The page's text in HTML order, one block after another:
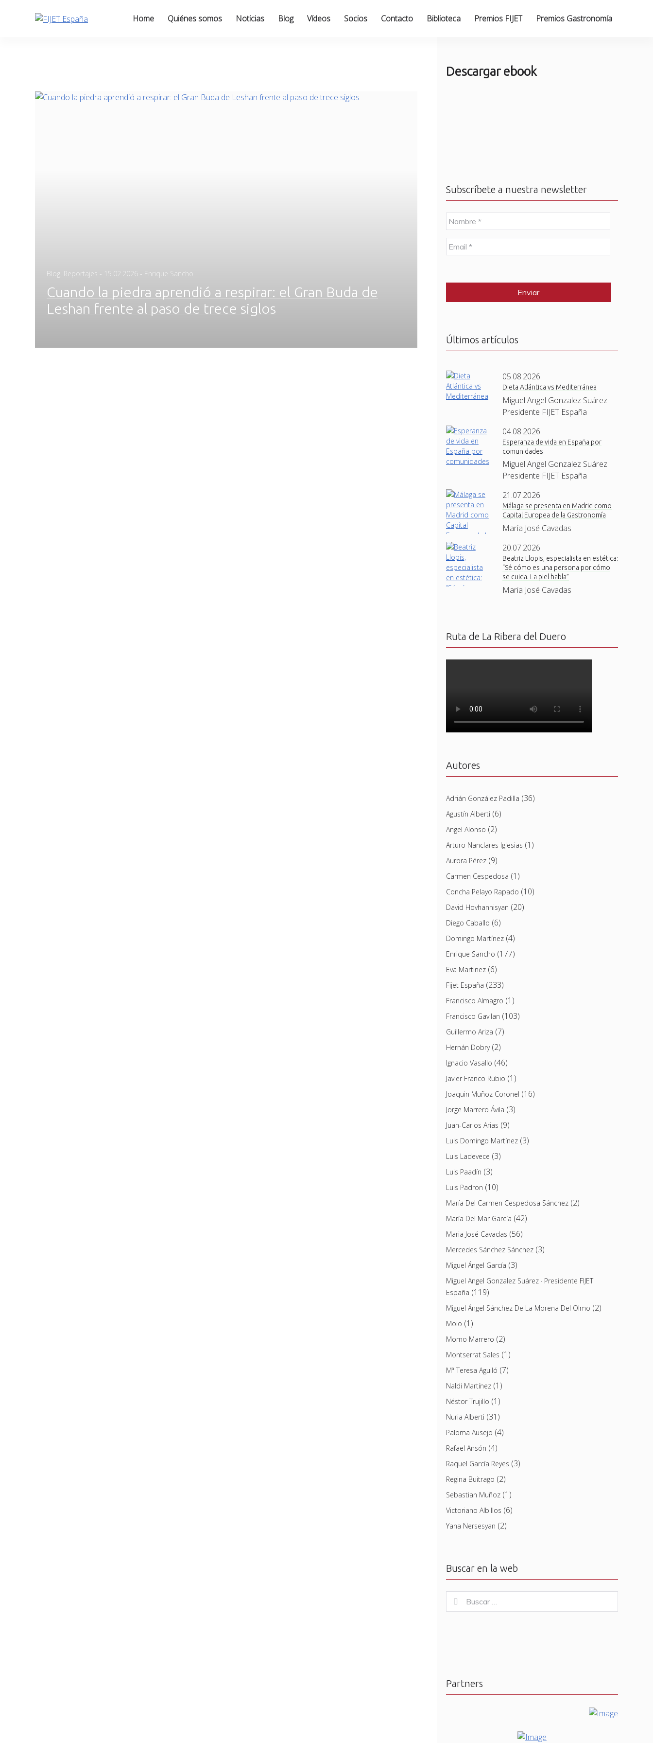
Home Quiénes somos Noticias Blog Vídeos Socios Contacto Biblioteca Premios FIJET Premios Gastronomía
Blog, Reportajes - Posted
15.02.2026 - Enrique Sancho
Cuando la piedra aprendió a respirar: el Gran Buda de
Leshan frente al paso de trece siglos
Descargar ebook
Subscríbete a nuestra newsletter
N
o
m
b
r
E
m
l
Últimos artículos
05.08.2026
Dieta Atlántica vs Mediterránea
Miguel Angel Gonzalez Suárez ·
Presidente FIJET España
04.08.2026
Esperanza de vida en España por
comunidades
Miguel Angel Gonzalez Suárez ·
Presidente FIJET España
21.07.2026
Málaga se presenta en Madrid como
Capital Europea de la Gastronomía
Maria José Cavadas
20.07.2026
Beatriz Llopis, especialista en estética:
“Sé cómo es una persona por cómo
se cuida. La piel habla”
Maria José Cavadas
Ruta de La Ribera del Duero
Autores
Adrián González Padilla (36)
Agustín Alberti (6)
Angel Alonso (2)
Arturo Nanclares Iglesias (1)
Aurora Pérez(9)
Carmen Cespedosa (1)
Concha Pelayo Rapado (10)
David Hovhannisyan (20)
Diego Caballo (6)
Domingo Martínez(4)
Enrique Sancho (177)
Eva Martinez(6)
Fijet España (233)
Francisco Almagro (1)
Francisco Gavilan (103)
Guillermo Ariza (7)
Hernán Dobry(2)
Ignacio Vasallo (46)
Javier Franco Rubio (1)
Joaquin Muñoz Coronel (16)
Jorge Marrero Ávila (3)
Juan-Carlos Arias (9)
Luis Domingo Martínez(3)
Luis Ladevece (3)
Luis Paadín (3)
Luis Padron (10)
María Del Carmen Cespedosa Sánchez(2)
María Del Mar García (42)
Maria José Cavadas (56)
Mercedes Sánchez Sánchez(3)
Miguel Ángel García (3)
Miguel Angel Gonzalez Suárez · Presidente FIJET
España (119)
Miguel Ángel Sánchez De La Morena Del Olmo (2)
Moio (1)
Momo Marrero (2)
Montserrat Sales (1)
Mª Teresa Aguiló (7)
Naldi Martínez(1)
Néstor Trujillo (1)
Nuria Alberti (31)
Paloma Ausejo (4)
Rafael Ansón (4)
Raquel García Reyes (3)
Regina Buitrago (2)
Sebastian Muñoz(1)
Victoriano Albillos (6)
Yana Nersesyan (2)
Buscar en la web
for:
Buscar
Partners